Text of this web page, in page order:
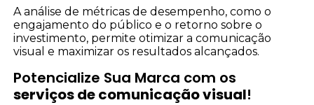
A análise de métricas de desempenho, como o
engajamento do público e o retorno sobre o
investimento, permite otimizar a comunicação
visual e maximizar os resultados alcançados.
Potencialize Sua Marca com os
serviços de comunicação visual!